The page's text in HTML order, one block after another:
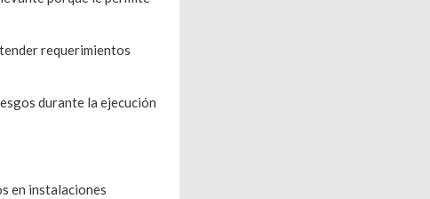
requerimientos
durante la ejecución
en instalaciones